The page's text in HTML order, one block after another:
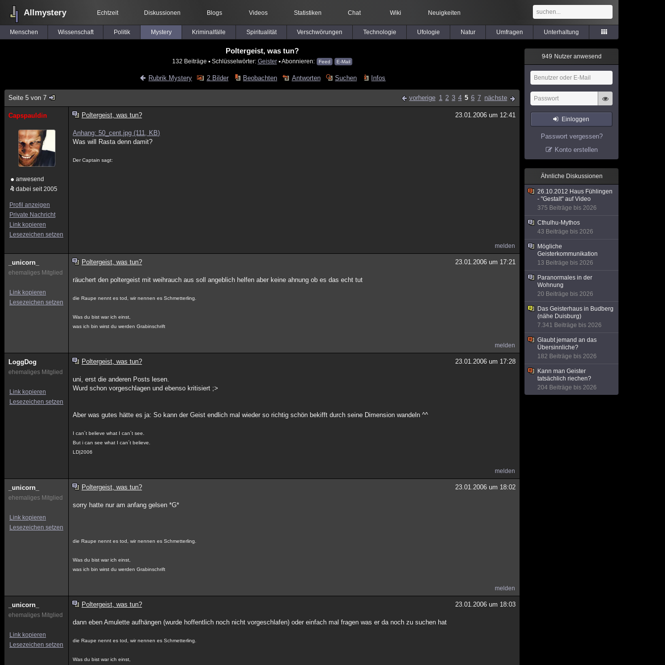
Allmystery Echtzeit Diskussionen Blogs Videos Statistiken Chat Wiki Neuigkeiten
Menschen Wissenschaft Politik Mystery Kriminalfälle Spiritualität Verschwörungen Technologie Ufologie Natur Umfragen Unterhaltung
Poltergeist, was tun?
132 Beiträge ▪ Schlüsselwörter: Geister▪ Abonnieren: Feed E-Mail
Rubrik Mystery 2 Bilder Beobachten Antworten Suchen Infos
Seite 5 von 7 vorherige 1 2 3 4 5 6 7 nächste
Capspauldin
anwesend
dabei seit 2005
Profil anzeigen
Private Nachricht
Link kopieren
Lesezeichen setzen
Poltergeist, was tun? 23.01.2006 um 12:41
Anhang: 50_cent.jpg (111, KB)
Was will Rasta denn damit?
Der Captain sagt:
melden
_unicorn_
ehemaliges Mitglied
Link kopieren
Lesezeichen setzen
Poltergeist, was tun? 23.01.2006 um 17:21
räuchert den poltergeist mit weihrauch aus soll angeblich helfen aber keine ahnung ob es das echt tut
die Raupe nennt es tod, wir nennen es Schmetterling.
Was du bist war ich einst,
was ich bin wirst du werden Grabinschrift
melden
LoggDog
ehemaliges Mitglied
Link kopieren
Lesezeichen setzen
Poltergeist, was tun? 23.01.2006 um 17:28
uni, erst die anderen Posts lesen.
Wurd schon vorgeschlagen und ebenso kritisiert ;>
Aber was gutes hätte es ja: So kann der Geist endlich mal wieder so richtig schön bekifft durch seine Dimension wandeln ^^
I can´t believe what I can´t see.
But i can see what I can´t believe.
LD|2006
melden
_unicorn_
ehemaliges Mitglied
Link kopieren
Lesezeichen setzen
Poltergeist, was tun? 23.01.2006 um 18:02
sorry hatte nur am anfang gelsen *G*
die Raupe nennt es tod, wir nennen es Schmetterling.
Was du bist war ich einst,
was ich bin wirst du werden Grabinschrift
melden
_unicorn_
ehemaliges Mitglied
Link kopieren
Lesezeichen setzen
Poltergeist, was tun? 23.01.2006 um 18:03
dann eben Amulette aufhängen (wurde hoffentlich noch nicht vorgeschlafen) oder einfach mal fragen was er da noch zu suchen hat
die Raupe nennt es tod, wir nennen es Schmetterling.
Was du bist war ich einst,
949 Nutzer anwesend
Einloggen
Passwort vergessen?
Konto erstellen
Ähnliche Diskussionen
26.10.2012 Haus Fühlingen
- "Gestalt" auf Video
375 Beiträge bis 2026
Cthulhu-Mythos
43 Beiträge bis 2026
Mögliche
Geisterkommunikation
13 Beiträge bis 2026
Paranormales in der
Wohnung
20 Beiträge bis 2026
Das Geisterhaus in Budberg
(nähe Duisburg)
7.341 Beiträge bis 2026
Glaubt jemand an das
Übersinnliche?
182 Beiträge bis 2026
Kann man Geister
tatsächlich riechen?
204 Beiträge bis 2026